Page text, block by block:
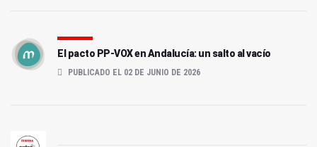
El pacto PP-VOX en Andalucía: un salto al vacío
PUBLICADO EL 02 DE JUNIO DE 2026